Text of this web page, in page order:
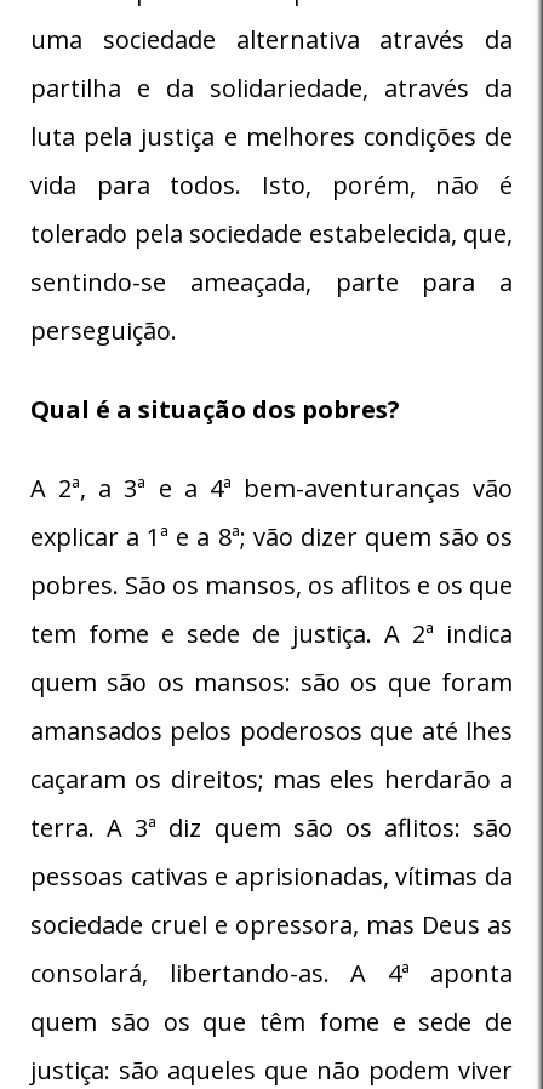
uma sociedade alternativa através da
partilha e da solidariedade, através da
luta pela justiça e melhores condições de
vida para todos. Isto, porém, não é
tolerado pela sociedade estabelecida, que,
sentindo-se ameaçada, parte para a
perseguição.
Qual é a situação dos pobres?
A 2ª, a 3ª e a 4ª bem-aventuranças vão
explicar a 1ª e a 8ª; vão dizer quem são os
pobres. São os mansos, os aflitos e os que
tem fome e sede de justiça. A 2ª indica
quem são os mansos: são os que foram
amansados pelos poderosos que até lhes
caçaram os direitos; mas eles herdarão a
terra. A 3ª diz quem são os aflitos: são
pessoas cativas e aprisionadas, vítimas da
sociedade cruel e opressora, mas Deus as
consolará, libertando-as. A 4ª aponta
quem são os que têm fome e sede de
justiça: são aqueles que não podem viver